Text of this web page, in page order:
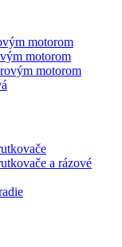
motorom
motorom
motorom
a rázové